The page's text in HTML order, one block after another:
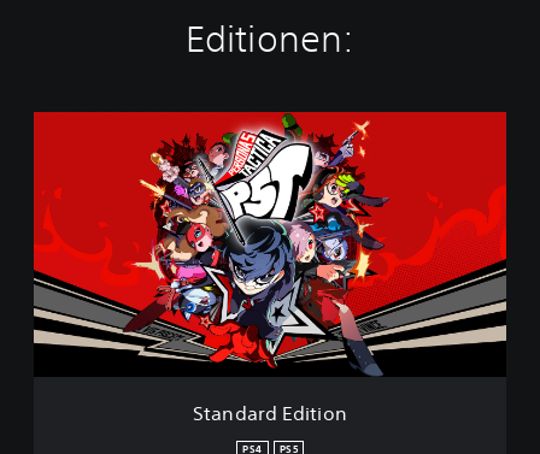
Editionen:
n
d
E
d
t
Standard Edition
PS4 PS5